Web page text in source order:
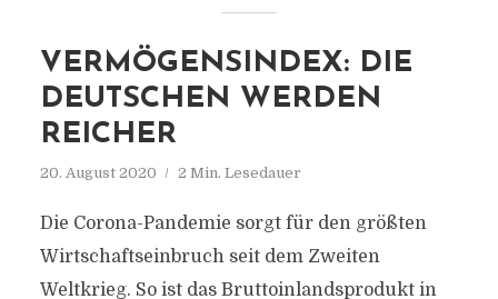
VERMÖGENSINDEX: DIE
DEUTSCHEN WERDEN
REICHER
20. August 2020 2 Min. Lesedauer
Die Corona-Pandemie sorgt für den größten
Wirtschaftseinbruch seit dem Zweiten
Weltkrieg. So ist das Bruttoinlandsprodukt in